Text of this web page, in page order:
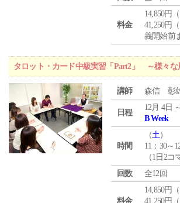
料金
14,850円
41,250円
義開始前
タロット・カード中級実習「Part2」 ～様々
講師 森信 彰
日程
12月 4日
B Week
時間
（土）
11：30～
（1日2コ
回数
全12回
料金
14,850円
41,250円